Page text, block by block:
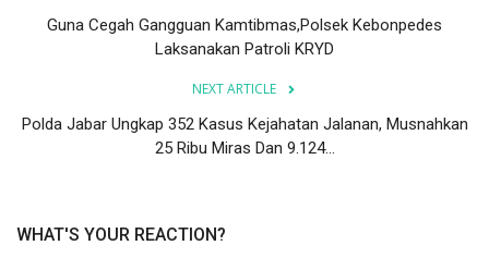
Guna Cegah Gangguan Kamtibmas,Polsek Kebonpedes
Laksanakan Patroli KRYD
NEXT ARTICLE
Polda Jabar Ungkap 352 Kasus Kejahatan Jalanan, Musnahkan
25 Ribu Miras Dan 9.124...
WHAT'S YOUR REACTION?